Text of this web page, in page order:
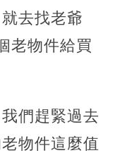
去找老爺
老物件給買
們趕緊過去
物件這麼值